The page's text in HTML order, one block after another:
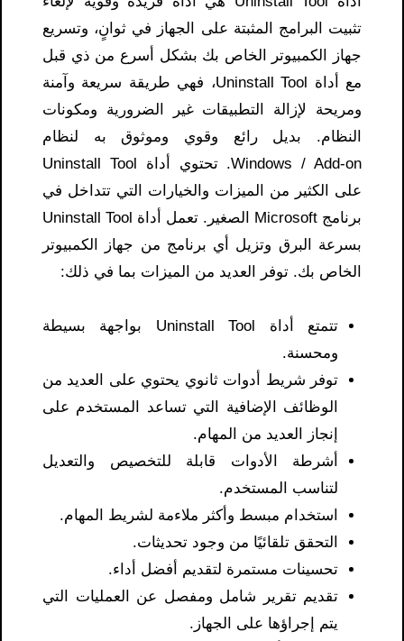
تثبيت البرامج المثبتة على الجهاز في ثوانٍ، وتسريع
جهاز الكمبيوتر الخاص بك بشكل أسرع من ذي قبل
مع أداة Uninstall Tool، فهي طريقة سريعة وآمنة
ومريحة لإزالة التطبيقات غير الضرورية ومكونات
النظام. بديل رائع وقوي وموثوق به لنظام
Windows / Add-on. تحتوي أداة Uninstall Tool
على الكثير من الميزات والخيارات التي تتداخل في
برنامج Microsoft الصغير. تعمل أداة Uninstall Tool
بسرعة البرق وتزيل أي برنامج من جهاز الكمبيوتر
الخاص بك. توفر العديد من الميزات بما في ذلك:
تتمتع أداة Uninstall Tool بواجهة بسيطة
ومحسنة.
توفر شريط أدوات ثانوي يحتوي على العديد من
الوظائف الإضافية التي تساعد المستخدم على
إنجاز العديد من المهام.
أشرطة الأدوات قابلة للتخصيص والتعديل
لتناسب المستخدم.
استخدام مبسط وأكثر ملاءمة لشريط المهام.
التحقق تلقائيًا من وجود تحديثات.
تحسينات مستمرة لتقديم أفضل أداء.
تقديم تقرير شامل ومفصل عن العمليات التي
يتم إجراؤها على الجهاز.